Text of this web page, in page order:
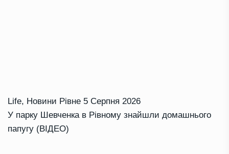
Life, Новини Рівне 5 Серпня 2026
У парку Шевченка в Рівному знайшли домашнього
папугу (ВІДЕО)